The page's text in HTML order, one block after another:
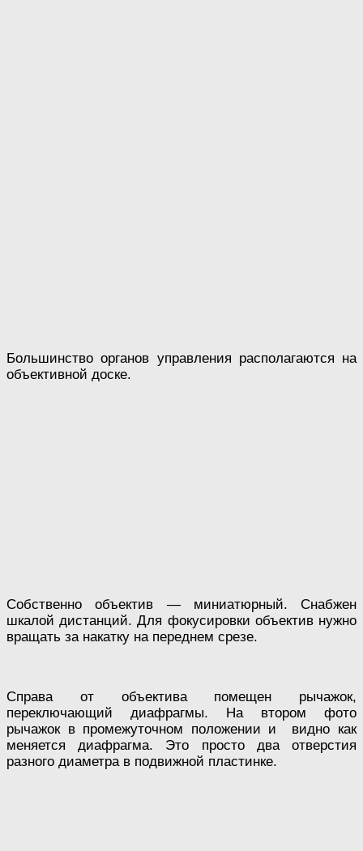
Большинство органов управления располагаются на
объективной доске.
Собственно объектив — миниатюрный. Снабжен
шкалой дистанций. Для фокусировки объектив нужно
вращать за накатку на переднем срезе.
Справа от объектива помещен рычажок,
переключающий диафрагмы. На втором фото
рычажок в промежуточном положении и видно как
меняется диафрагма. Это просто два отверстия
разного диаметра в подвижной пластинке.